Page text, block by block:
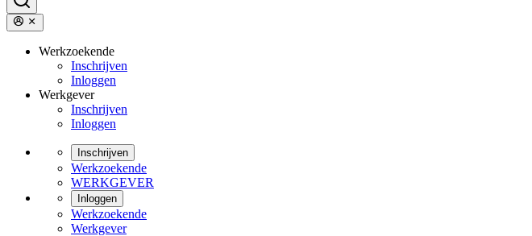
Werkzoekende
Inschrijven
Inloggen
Werkgever
Inschrijven
Inloggen
Inschrijven
Werkzoekende
WERKGEVER
Inloggen
Werkzoekende
Werkgever